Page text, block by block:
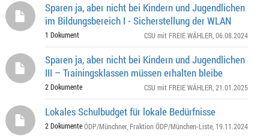
Sparen ja, aber nicht bei Kindern und Jugendlichen
im Bildungsbereich I - Sicherstellung der WLAN
1 Dokument CSU mit FREIE WÄHLER , 06.08.2024
Sparen ja, aber nicht bei Kindern und Jugendlichen
III – Trainingsklassen müssen erhalten bleibe
2 Dokumente CSU mit FREIE WÄHLER , 21.01.2025
Lokales Schulbudget für lokale Bedürfnisse
2 DokumenteÖDP/Münchner, Fraktion ÖDP/München-Liste , 19.11.2024